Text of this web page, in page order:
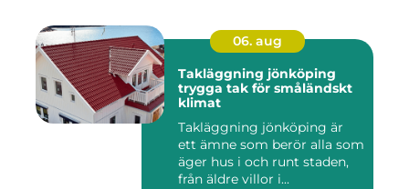
06. aug
Takläggning jönköping
trygga tak för småländskt
klimat
Takläggning jönköping är
ett ämne som berör alla som
äger hus i och runt staden,
från äldre villor i...